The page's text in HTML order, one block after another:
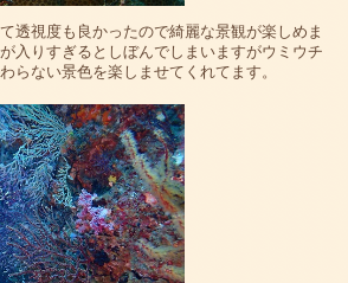
透視度も良かったので綺麗な景観が楽しめま
入りすぎるとしぼんでしまいますがウミウチ
らない景色を楽しませてくれてます。